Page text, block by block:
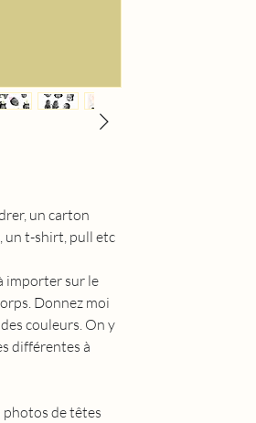
un carton
un t-shirt, pull etc
importer sur le
Donnez moi
couleurs. On y
différentes à
photos de têtes